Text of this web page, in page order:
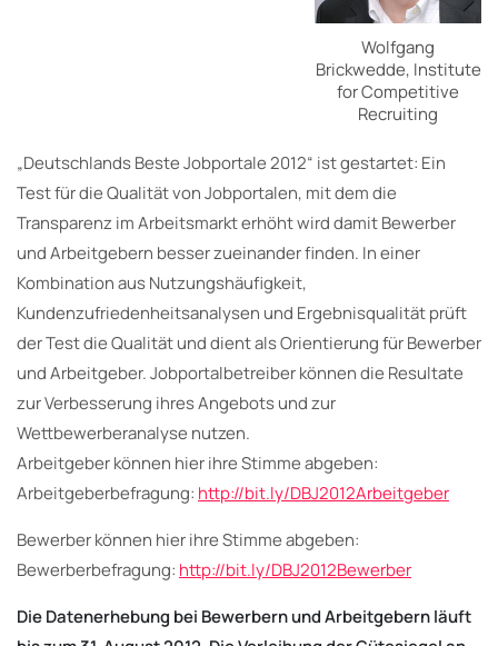
Wolfgang
Brickwedde, Institute
for Competitive
Recruiting
„Deutschlands Beste Jobportale 2012“ ist gestartet: Ein
Test für die Qualität von Jobportalen, mit dem die
Transparenz im Arbeitsmarkt erhöht wird damit Bewerber
und Arbeitgebern besser zueinander finden. In einer
Kombination aus Nutzungshäufigkeit,
Kundenzufriedenheitsanalysen und Ergebnisqualität prüft
der Test die Qualität und dient als Orientierung für Bewerber
und Arbeitgeber. Jobportalbetreiber können die Resultate
zur Verbesserung ihres Angebots und zur
Wettbewerberanalyse nutzen.
Arbeitgeber können hier ihre Stimme abgeben:
Arbeitgeberbefragung: http://bit.ly/DBJ2012Arbeitgeber
Bewerber können hier ihre Stimme abgeben:
Bewerberbefragung: http://bit.ly/DBJ2012Bewerber
Die Datenerhebung bei Bewerbern und Arbeitgebern läuft